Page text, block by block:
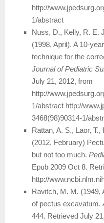
http://
1/abstract
Nuss, D., Kelly, R. E.
(1998, April). A 10-
technique for the
Journal of Pediatric
July 21, 2012, from
http://
1/abstract http://
3468(98)90314-1/
Rattan, A. S., Laor,
(2012, February)
but not too much.
Epub 2009 Oct 8.
http://
Ravitch, M. M. (1949,
of pectus excavatum.
444. Retrieved July